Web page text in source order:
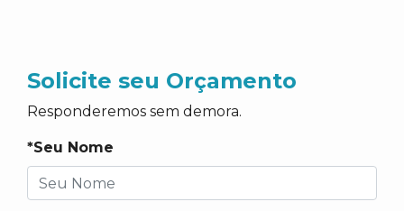
Solicite seu Orçamento
Responderemos sem demora.
*Seu Nome